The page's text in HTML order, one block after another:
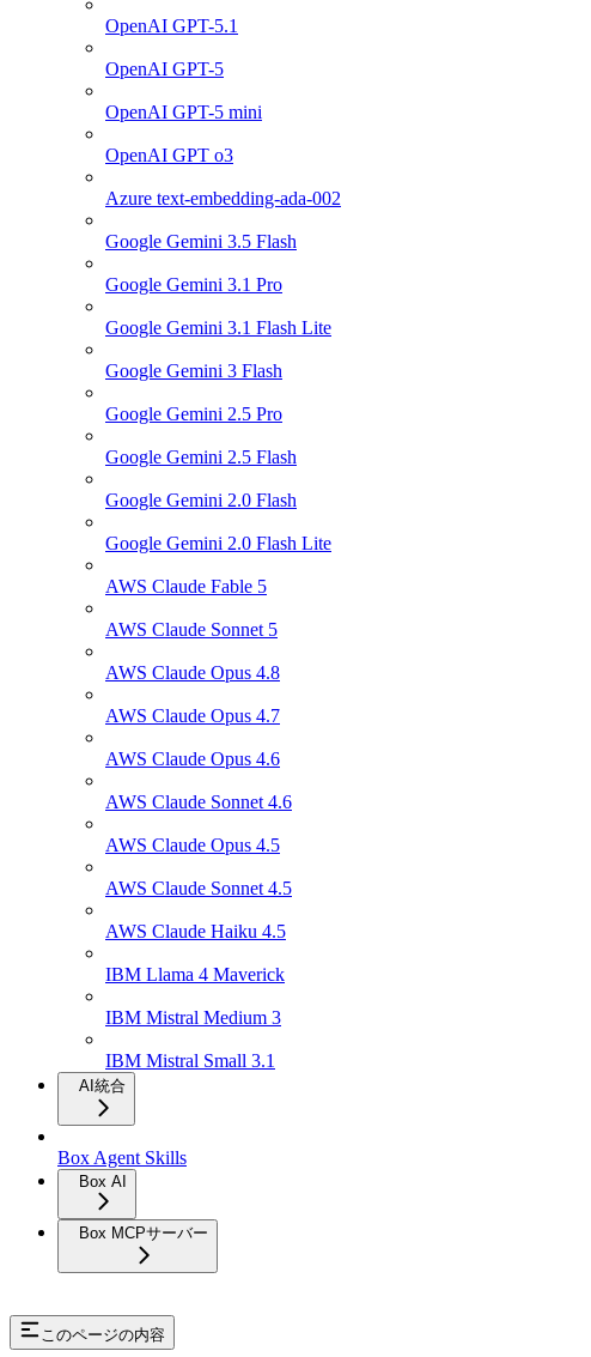
OpenAI GPT-5.1
OpenAI GPT-5
OpenAI GPT-5 mini
OpenAI GPT o3
Azure text-embedding-ada-002
Google Gemini 3.5 Flash
Google Gemini 3.1 Pro
Google Gemini 3.1 Flash Lite
Google Gemini 3 Flash
Google Gemini 2.5 Pro
Google Gemini 2.5 Flash
Google Gemini 2.0 Flash
Google Gemini 2.0 Flash Lite
AWS Claude Fable 5
AWS Claude Sonnet 5
AWS Claude Opus 4.8
AWS Claude Opus 4.7
AWS Claude Opus 4.6
AWS Claude Sonnet 4.6
AWS Claude Opus 4.5
AWS Claude Sonnet 4.5
AWS Claude Haiku 4.5
IBM Llama 4 Maverick
IBM Mistral Medium 3
IBM Mistral Small 3.1
AI統合
Box Agent Skills
Box AI
Box MCPサーバー
このページの内容